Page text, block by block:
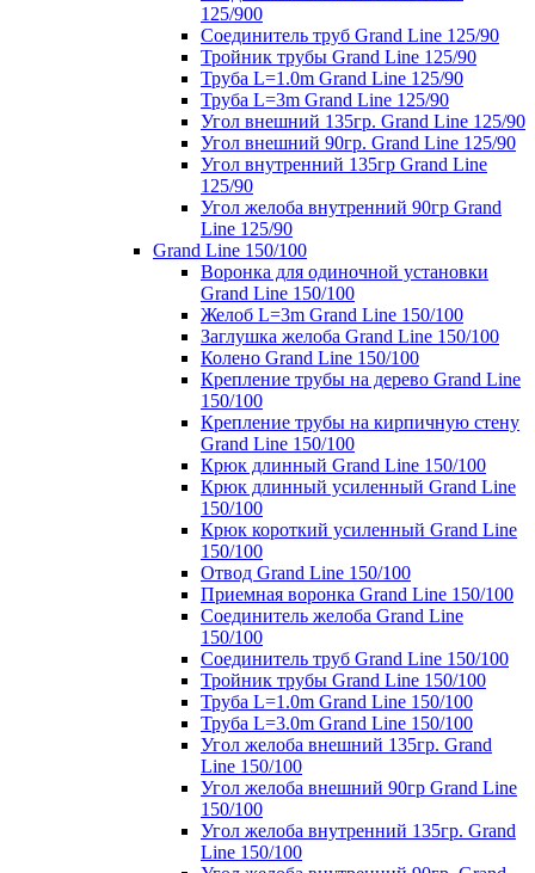
125/900
Соединитель труб Grand Line 125/90
Тройник трубы Grand Line 125/90
Труба L=1.0m Grand Line 125/90
Труба L=3m Grand Line 125/90
Угол внешний 135гр. Grand Line 125/90
Угол внешний 90гр. Grand Line 125/90
Угол внутренний 135гр Grand Line
125/90
Угол желоба внутренний 90гр Grand
Line 125/90
Grand Line 150/100
Воронка для одиночной установки
Grand Line 150/100
Желоб L=3m Grand Line 150/100
Заглушка желоба Grand Line 150/100
Колено Grand Line 150/100
Крепление трубы на дерево Grand Line
150/100
Крепление трубы на кирпичную стену
Grand Line 150/100
Крюк длинный Grand Line 150/100
Крюк длинный усиленный Grand Line
150/100
Крюк короткий усиленный Grand Line
150/100
Отвод Grand Line 150/100
Приемная воронка Grand Line 150/100
Соединитель желоба Grand Line
150/100
Соединитель труб Grand Line 150/100
Тройник трубы Grand Line 150/100
Труба L=1.0m Grand Line 150/100
Труба L=3.0m Grand Line 150/100
Угол желоба внешний 135гр. Grand
Line 150/100
Угол желоба внешний 90гр Grand Line
150/100
Угол желоба внутренний 135гр. Grand
Line 150/100